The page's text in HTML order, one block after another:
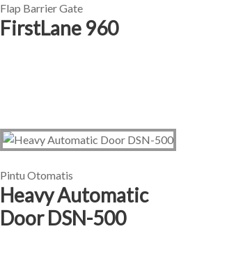
Flap Barrier Gate
FirstLane 960
Pintu Otomatis
Heavy Automatic
Door DSN-500